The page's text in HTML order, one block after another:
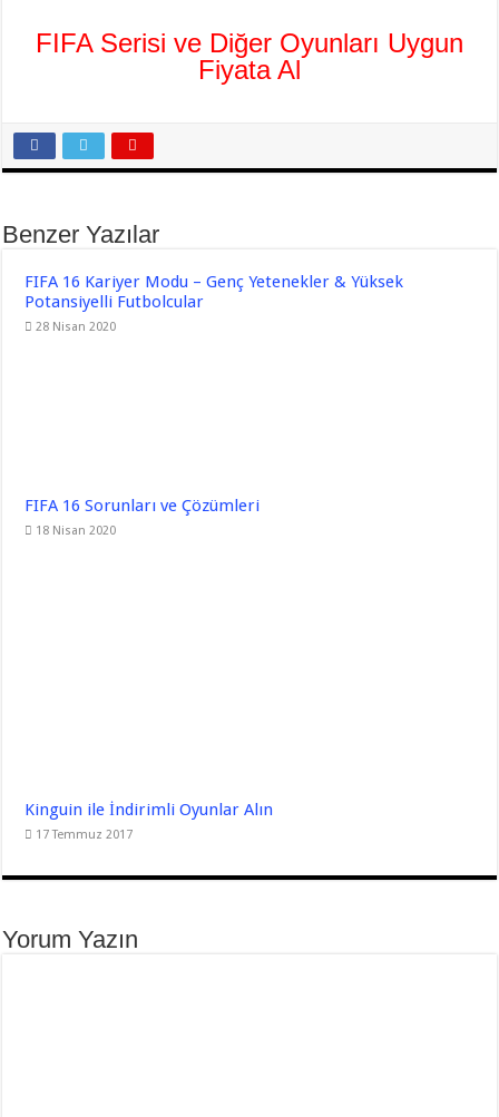
FIFA Serisi ve Diğer Oyunları Uygun
Fiyata Al
Benzer Yazılar
FIFA 16 Kariyer Modu – Genç Yetenekler & Yüksek
Potansiyelli Futbolcular
28 Nisan 2020
FIFA 16 Sorunları ve Çözümleri
18 Nisan 2020
Kinguin ile İndirimli Oyunlar Alın
17 Temmuz 2017
Yorum Yazın